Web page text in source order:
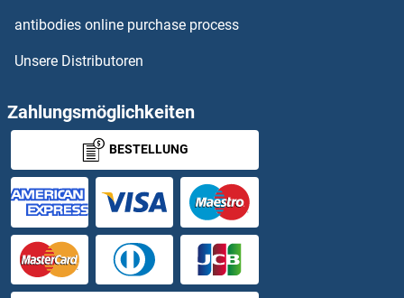
ENPP5 Antikörper
ENPP6 Antikörper
ENPP7 Antikörper
Ensa Antikörper
ENTPD2 Antikörper
ENTPD3 Antikörper
ENTPD4 Antikörper
antibodies online purchase process
Unsere Distributoren
Zahlungsmöglichkeiten
BESTELLUNG